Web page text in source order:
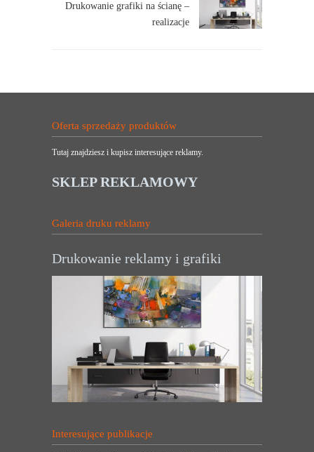
Drukowanie grafiki na ścianę –
realizacje
Oferta sprzedaży produktów
Tutaj znajdziesz i kupisz interesujące reklamy.
SKLEP REKLAMOWY
Galeria druku reklamy
Drukowanie reklamy i grafiki
Interesujące publikacje